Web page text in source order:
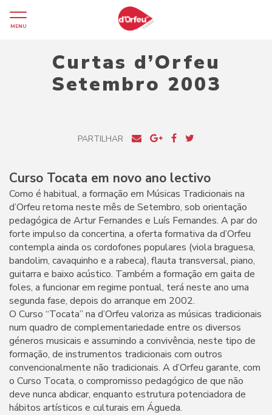
MENU
Curtas d’Orfeu
Setembro 2003
PARTILHAR
Curso Tocata em novo ano lectivo
Como é habitual, a formação em Músicas Tradicionais na
d’Orfeu retoma neste mês de Setembro, sob orientação
pedagógica de Artur Fernandes e Luís Fernandes. A par do
forte impulso da concertina, a oferta formativa da d’Orfeu
contempla ainda os cordofones populares (viola braguesa,
bandolim, cavaquinho e a rabeca), flauta transversal, piano,
guitarra e baixo acústico. Também a formação em gaita de
foles, a funcionar em regime pontual, terá neste ano uma
segunda fase, depois do arranque em 2002.
O Curso “Tocata” na d’Orfeu valoriza as músicas tradicionais
num quadro de complementariedade entre os diversos
géneros musicais e assumindo a convivência, neste tipo de
formação, de instrumentos tradicionais com outros
convencionalmente não tradicionais. A d’Orfeu garante, com
o Curso Tocata, o compromisso pedagógico de que não
deve nunca abdicar, enquanto estrutura potenciadora de
hábitos artísticos e culturais em Águeda.